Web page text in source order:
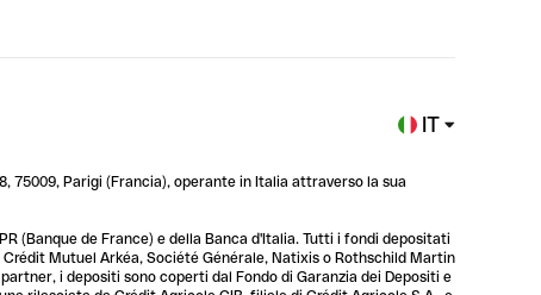
IT
75009, Parigi (Francia), operante in Italia attraverso la sua
(Banque de France) e della Banca d'Italia. Tutti i fondi depositati
Mutuel Arkéa, Société Générale, Natixis o Rothschild Martin
i depositi sono coperti dal Fondo di Garanzia dei Depositi e